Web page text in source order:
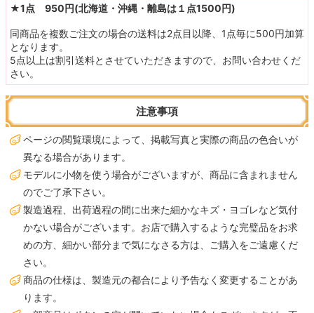
★1点 950円(北海道・沖縄・離島は１点1500円)
同商品を複数ご注文の場合の送料は2点目以降、1点毎に500円加算
となります。
5点以上は割引送料とさせていただきますので、お問い合わせくだ
さい。
注意事項
ページの閲覧環境によって、掲載写真と実際の商品の色合いが
異なる場合があります。
モデルに小物を使う場合がございますが、商品に含まれません
のでご了承下さい。
製造過程、出荷過程の間に出来た細かなキズ・ヨゴレなど気付
かない場合がございます。お店で購入するような完璧品をお求
めの方、細かい部分まで気になさる方は、ご購入をご遠慮くだ
さい。
商品の仕様は、製造元の都合により予告なく変更することがあ
ります。